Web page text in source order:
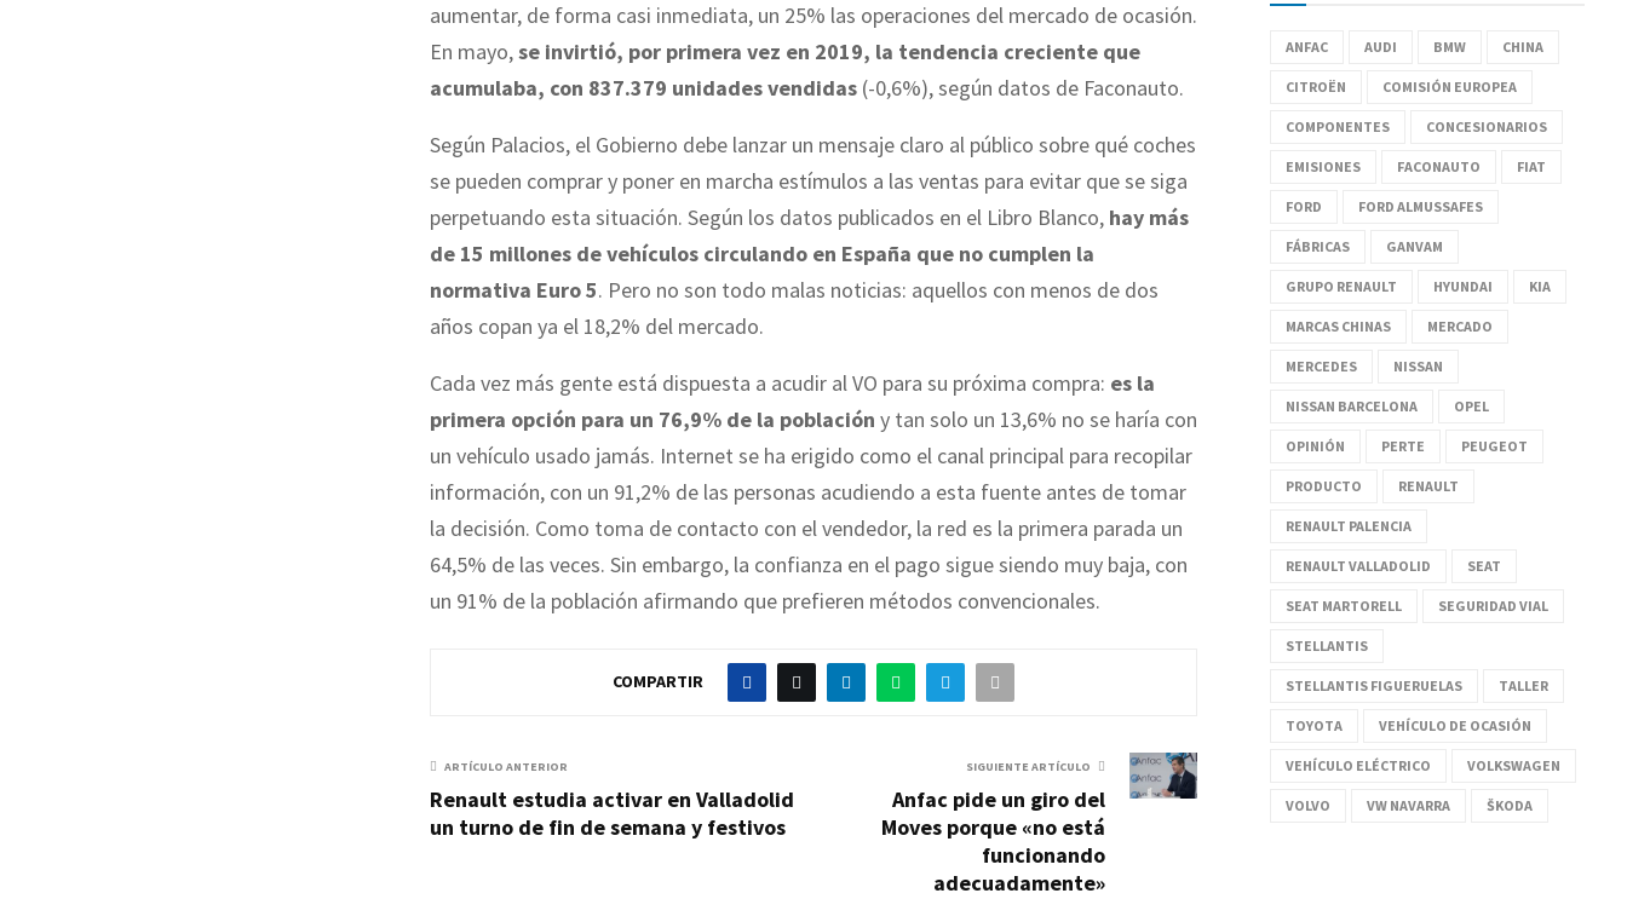
aumentar, de forma casi inmediata, un 25% las operaciones del mercado de ocasión.
En mayo,se invirtió, por primera vez en 2019, la tendencia creciente que
acumulaba, con 837.379 unidades vendidas (-0,6%), según datos de Faconauto.
Según Palacios, el Gobierno debe lanzar un mensaje claro al público sobre qué coches
se pueden comprar y poner en marcha estímulos a las ventas para evitar que se siga
perpetuando esta situación. Según los datos publicados en el Libro Blanco, hay más
de 15 millones de vehículos circulando en España que no cumplen la
normativa Euro 5. Pero no son todo malas noticias: aquellos con menos de dos
años copan ya el 18,2% del mercado.
Cada vez más gente está dispuesta a acudir al VO para su próxima compra: es la
primera opción para un 76,9% de la población y tan solo un 13,6% no se haría con
un vehículo usado jamás. Internet se ha erigido como el canal principal para recopilar
información, con un 91,2% de las personas acudiendo a esta fuente antes de tomar
la decisión. Como toma de contacto con el vendedor, la red es la primera parada un
64,5% de las veces. Sin embargo, la confianza en el pago sigue siendo muy baja, con
un 91% de la población afirmando que prefieren métodos convencionales.
COMPARTIR
ARTÍCULO ANTERIOR
Renault estudia activar en Valladolid
un turno de fin de semana y festivos
SIGUIENTE ARTÍCULO
Anfac pide un giro del
Moves porque «no está
funcionando
adecuadamente»
ANFAC AUDI BMW CHINA
CITROËN COMISIÓN EUROPEA
COMPONENTES CONCESIONARIOS
EMISIONES FACONAUTO FIAT
FORD FORD ALMUSSAFES
FÁBRICAS GANVAM
GRUPO RENAULT HYUNDAI KIA
MARCAS CHINAS MERCADO
MERCEDES NISSAN
NISSAN BARCELONA OPEL
OPINIÓN PERTE PEUGEOT
PRODUCTO RENAULT
RENAULT PALENCIA
RENAULT VALLADOLID SEAT
SEAT MARTORELL SEGURIDAD VIAL
STELLANTIS
STELLANTIS FIGUERUELAS TALLER
TOYOTA VEHÍCULO DE OCASIÓN
VEHÍCULO ELÉCTRICO VOLKSWAGEN
VOLVO VW NAVARRA ŠKODA